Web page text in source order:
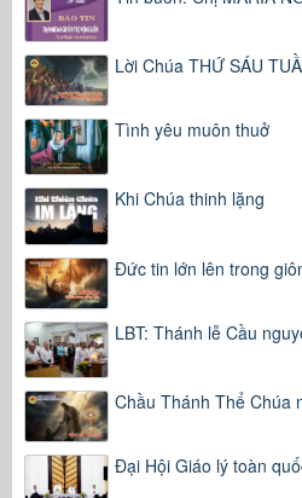
Lời Chúa THỨ SÁU
Tình yêu muôn thuở
Khi Chúa thinh lặng
Đức tin lớn lên trong
LBT: Thánh lễ Cầu
Chầu Thánh Thể Chúa
Đại Hội Giáo lý toàn